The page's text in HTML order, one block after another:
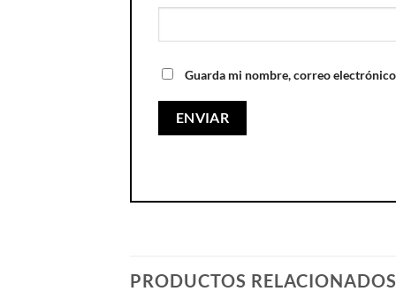
Guarda mi nombre, correo
PRODUCTOS RELACIONADOS